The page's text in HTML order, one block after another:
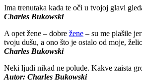
Ima trenutaka kada te oči u tvojoj glavi
Charles Bukowski
A opet žene – dobre žene – su me plašile
tvoju dušu, a ono što je ostalo od moje,
Charles Bukowski
Neki ljudi nikad ne polude. Kakve zaista
Autor: Charles Bukowski